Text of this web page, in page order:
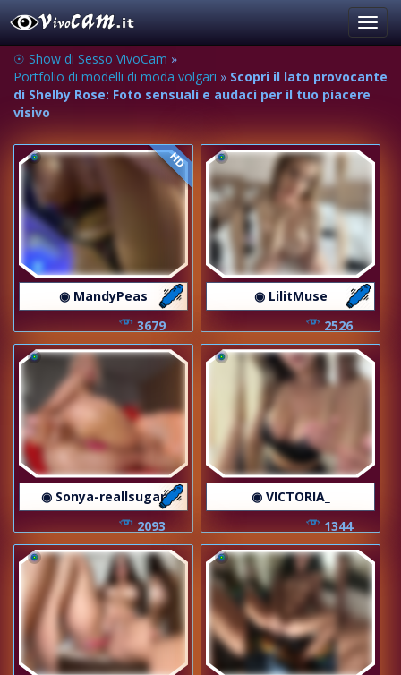
☉ Show di Sesso VivoCam »
Portfolio di modelli di moda volgari » Scopri il lato provocante
di Shelby Rose: Foto sensuali e audaci per il tuo piacere
visivo
HD
◉ MandyPeas
3679
◉ LilitMuse
2526
◉ Sonya-reallsugar
2093
◉ VICTORIA_
1344